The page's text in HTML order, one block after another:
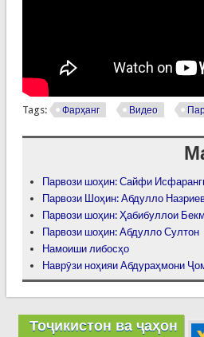
Tags: Фарҳанг Видео
Парвози шоҳин: Сайфи
Парвози Шоҳин: Абдулло
Парвози шоҳин: Ҳабибуллои
Парвози шоҳин: Абдулло Султон
Намоиши либосҳо
Наврӯзи ноҳияи Абдураҳмони
Тоҷикистон ва ҷаҳон